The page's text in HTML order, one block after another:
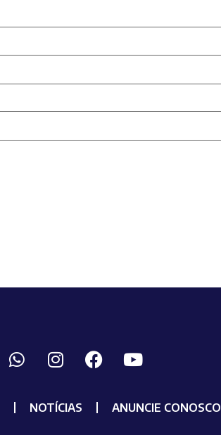
NOTÍCIAS ANUNCIE CONOSCO